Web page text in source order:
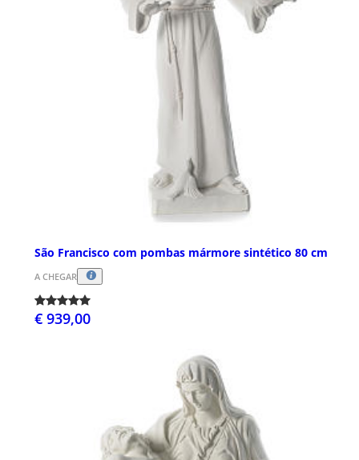
São Francisco com pombas mármore sintético 80 cm
A CHEGAR
€ 939,00